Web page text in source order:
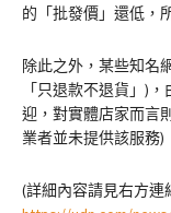
的「批發價」還低，
除此之外，某些知名
「只退款不退貨」)
迎，對實體店家而言
業者並未提供該服務)
(詳細內容請見右方連